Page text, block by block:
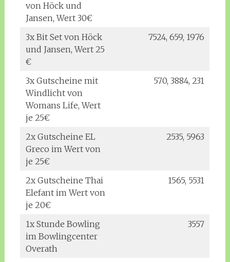
von Höck und
Jansen, Wert 30€
3x Bit Set von Höck
und Jansen, Wert 25
€
7524, 659, 1976
3x Gutscheine mit
Windlicht von
Womans Life, Wert
je 25€
570, 3884, 231
2x Gutscheine EL
Greco im Wert von
je 25€
2535, 5963
2x Gutscheine Thai
Elefant im Wert von
je 20€
1565, 5531
1x Stunde Bowling
im Bowlingcenter
Overath
3557